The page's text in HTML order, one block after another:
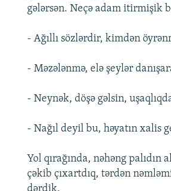
gələrsən. Neçə adam itirmişik
- Ağıllı sözlərdir, kimdən
- Məzələnmə, elə şeylər
- Neynək, döşə gəlsin,
- Nağıl deyil bu, həyatın xalis
Yol qırağında, nəhəng palıdın
çəkib çıxartdıq, tərdən